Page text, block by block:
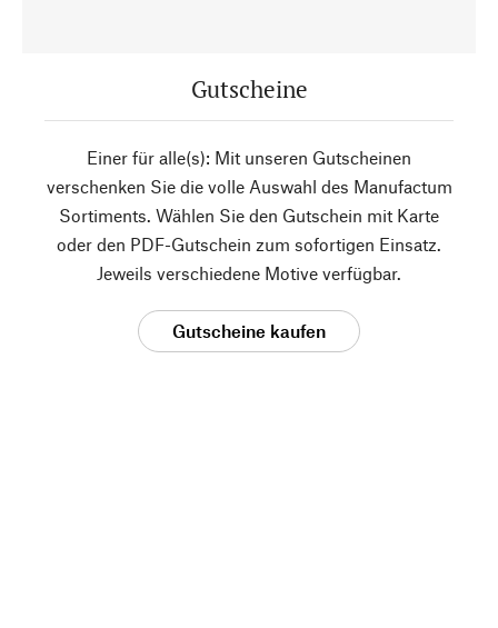
Gutscheine
Einer für alle(s): Mit unseren Gutscheinen
verschenken Sie die volle Auswahl des Manufactum
Sortiments. Wählen Sie den Gutschein mit Karte
oder den PDF-Gutschein zum sofortigen Einsatz.
Jeweils verschiedene Motive verfügbar.
Gutscheine kaufen